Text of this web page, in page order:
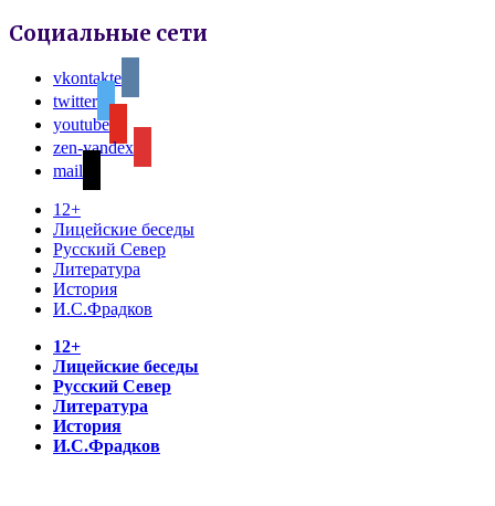
Социальные сети
vkontakte
twitter
youtube
zen-yandex
mail
12+
Лицейские беседы
Русский Север
Литература
История
И.С.Фрадков
12+
Лицейские беседы
Русский Север
Литература
История
И.С.Фрадков